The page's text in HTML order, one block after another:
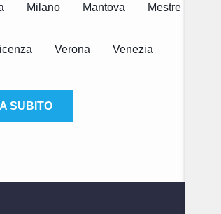
Milano Mantova Mestre
Verona Venezia
SUBITO